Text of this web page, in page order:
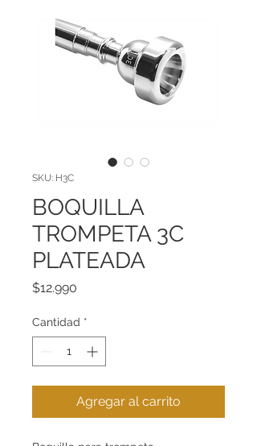
SKU: H3C
BOQUILLA
TROMPETA 3C
PLATEADA
$12.990
Cantidad *
Agregar al carrito